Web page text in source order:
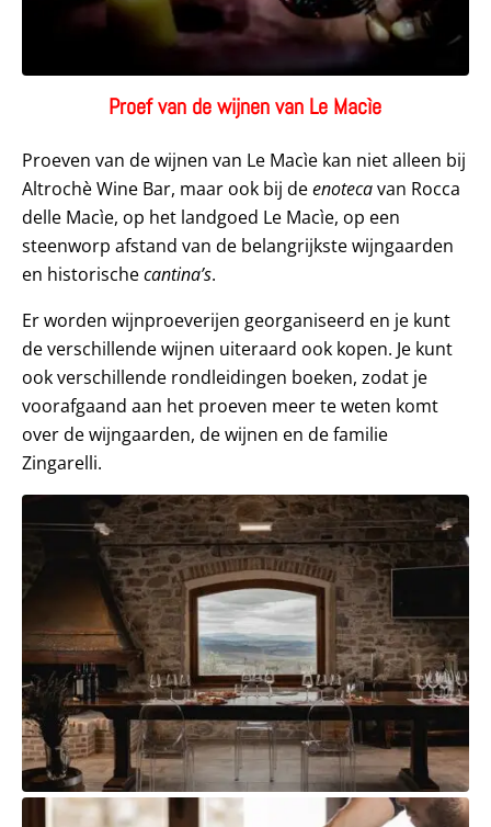
Proef van de wijnen van Le Macìe
Proeven van de wijnen van Le Macìe kan niet alleen bij
Altrochè Wine Bar, maar ook bij deenotecavan Rocca
delle Macìe, op het landgoed Le Macìe, op een
steenworp afstand van de belangrijkste wijngaarden
en historischecantina’s.
Er worden wijnproeverijen georganiseerd en je kunt
de verschillende wijnen uiteraard ook kopen. Je kunt
ook verschillende rondleidingen boeken, zodat je
voorafgaand aan het proeven meer te weten komt
over de wijngaarden, de wijnen en de familie
Zingarelli.